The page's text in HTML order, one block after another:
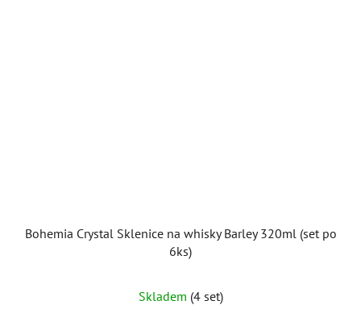
Bohemia Crystal Sklenice na whisky Barley 320ml (set po
6ks)
hodnocení
Skladem (4 set)